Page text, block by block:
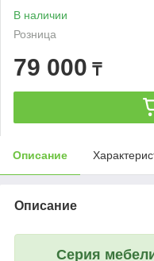
В наличии
Розница
79 000 ₸
Описание
Описание
Серия